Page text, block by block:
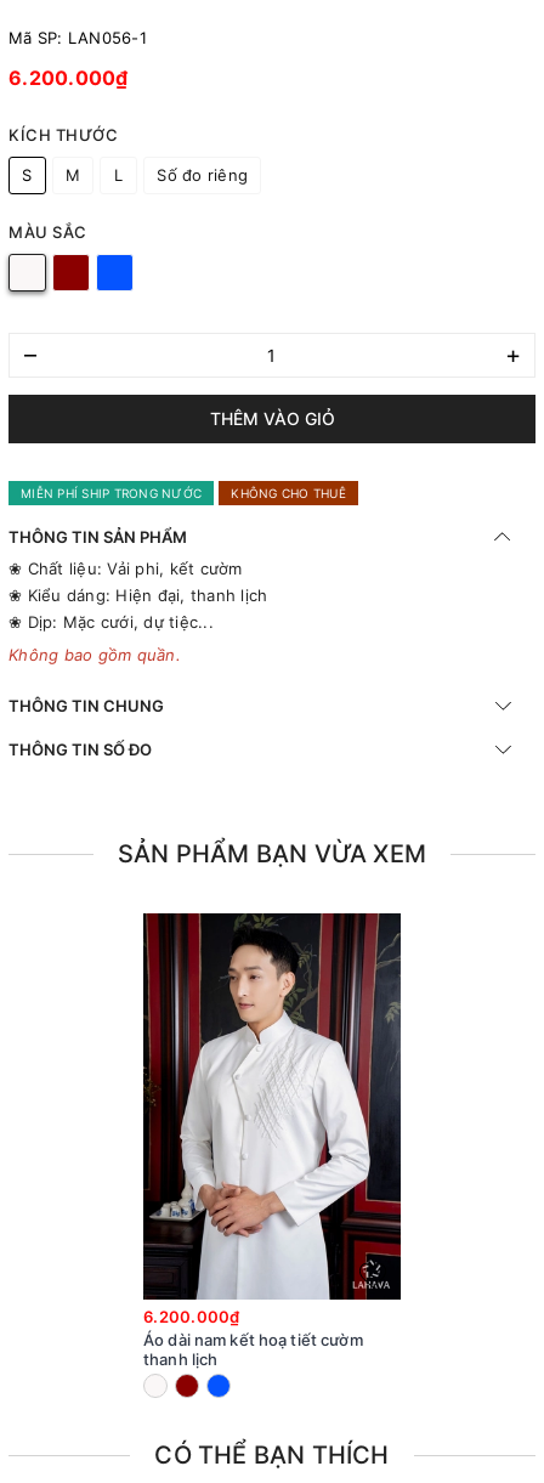
Mã SP: LAN056-1
6.200.000₫
KÍCH THƯỚC
S M L Số đo riêng
MÀU SẮC
– +
THÊM VÀO GIỎ
MIỄN PHÍ SHIP TRONG NƯỚC KHÔNG CHO THUÊ
THÔNG TIN SẢN PHẨM
❀ Chất liệu: Vải phi, kết cườm
❀ Kiểu dáng: Hiện đại, thanh lịch
❀ Dịp: Mặc cưới, dự tiệc...
Không bao gồm quần.
THÔNG TIN CHUNG
THÔNG TIN SỐ ĐO
SẢN PHẨM BẠN VỪA XEM
6.200.000₫
Áo dài nam kết hoạ tiết cườm
thanh lịch
CÓ THỂ BẠN THÍCH